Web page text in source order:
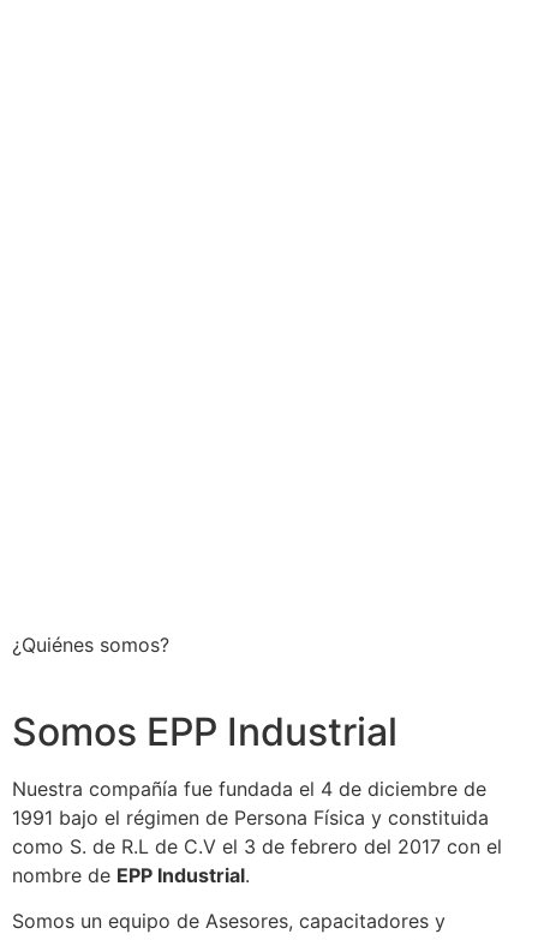
¿Quiénes somos?
Somos EPP Industrial
Nuestra compañía fue fundada el 4 de diciembre de
1991 bajo el régimen de Persona Física y constituida
como S. de R.L de C.V el 3 de febrero del 2017 con el
nombre de EPP Industrial.
Somos un equipo de Asesores, capacitadores y